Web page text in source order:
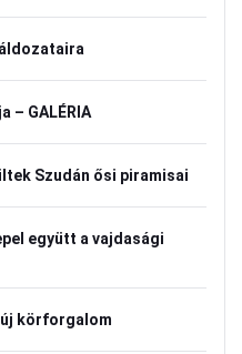
– GALÉRIA
Szudán ősi piramisai
együtt a vajdasági
körforgalom